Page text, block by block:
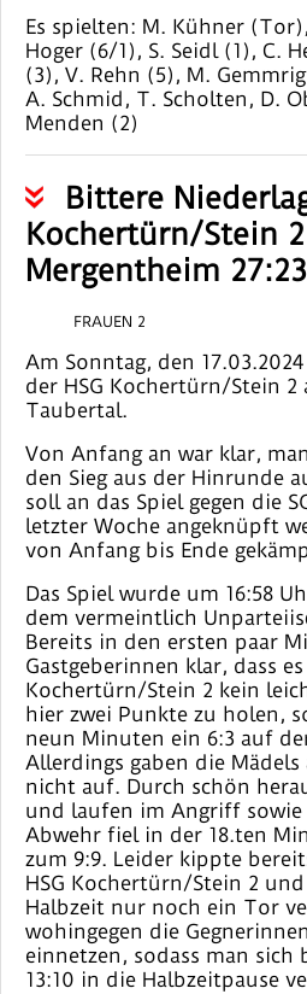
Es spielten: M. Kühner
Hoger (6/1), S. Seidl (1), C.
(3), V. Rehn (5), M.
A. Schmid, T. Scholten, D.
Menden (2)
Bittere
Kochertürn/Stein
Mergentheim
FRAUEN 2
Am Sonntag, den
der HSG Kochertürn/Stein 2
Taubertal.
Von Anfang an war klar,
den Sieg aus der Hinrunde
soll an das Spiel gegen die
letzter Woche angeknüpft
von Anfang bis Ende
Das Spiel wurde um 16:58
dem vermeintlich
Bereits in den ersten paar
Gastgeberinnen klar, dass
Kochertürn/Stein 2 kein
hier zwei Punkte zu holen,
neun Minuten ein 6:3 auf
Allerdings gaben die
nicht auf. Durch schön
und laufen im Angriff sowie
Abwehr fiel in der 18.ten
zum 9:9. Leider kippte
HSG Kochertürn/Stein 2
Halbzeit nur noch ein Tor
wohingegen die
einnetzen, sodass man sich
13:10 in die Halbzeitpause